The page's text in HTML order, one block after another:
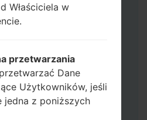
w Odin 3.
pamięć flash użyj
swoje dane i aplikacje.
telefon i przejdź do
Jak wykonać wszystkie
klawisz zasilania,
Właściciela w
przetwarzania
Dane
Użytkowników, jeśli
jedna z poniższych